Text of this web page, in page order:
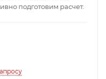
подготовим расчет.